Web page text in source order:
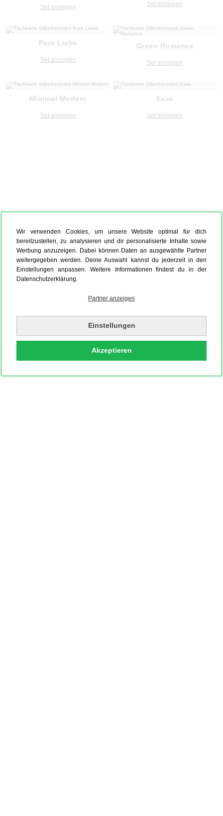
Wir verwenden Cookies, um unsere Website optimal für dich
bereitzustellen, zu analysieren und dir personalisierte Inhalte sowie
Werbung anzuzeigen. Dabei können Daten an ausgewählte Partner
weitergegeben werden. Deine Auswahl kannst du jederzeit in den
Einstellungen anpassen. Weitere Informationen findest du in der
Datenschutzerklärung.
Partner anzeigen
Einstellungen
Akzeptieren
Set anzeigen Set anzeigen
Pure Liebe
Set anzeigen
Green Romance
Set anzeigen
Minimal Modern
Set anzeigen
Ease
Set anzeigen